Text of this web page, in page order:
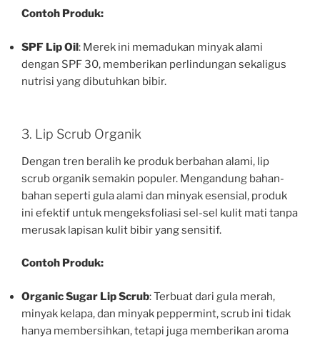
Contoh Produk:
SPF Lip Oil: Merek ini memadukan minyak alami
dengan SPF 30, memberikan perlindungan sekaligus
nutrisi yang dibutuhkan bibir.
3. Lip Scrub Organik
Dengan tren beralih ke produk berbahan alami, lip
scrub organik semakin populer. Mengandung bahan-
bahan seperti gula alami dan minyak esensial, produk
ini efektif untuk mengeksfoliasi sel-sel kulit mati tanpa
merusak lapisan kulit bibir yang sensitif.
Contoh Produk:
Organic Sugar Lip Scrub: Terbuat dari gula merah,
minyak kelapa, dan minyak peppermint, scrub ini tidak
hanya membersihkan, tetapi juga memberikan aroma